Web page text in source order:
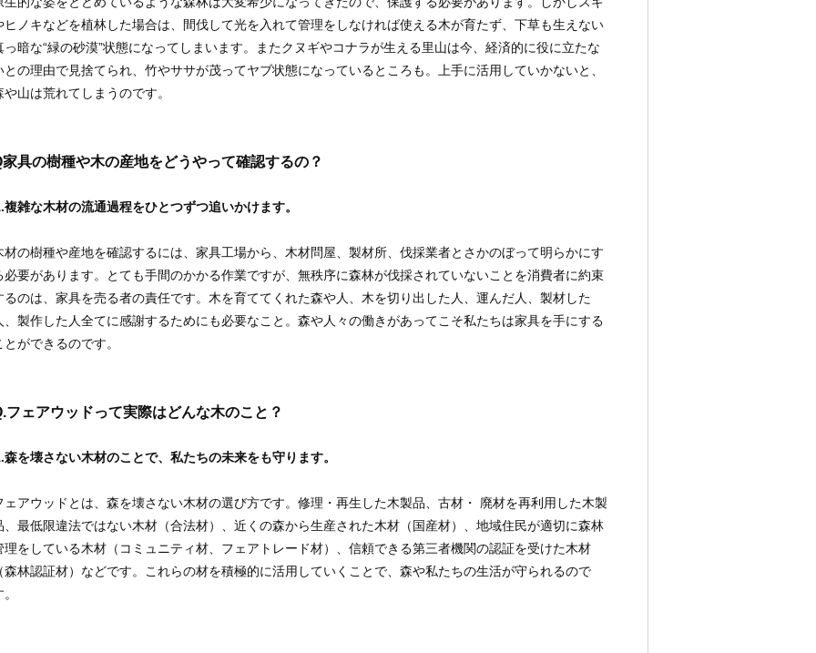
ヒノキなどを植林した場合は、間伐して光を入れて管理をしなければ使える木が育たず、下草も生えない
っ暗な“緑の砂漠”状態になってしまいます。またクヌギやコナラが生える里山は今、経済的に役に立たな
との理由で見捨てられ、竹やササが茂ってヤブ状態になっているところも。上手に活用していかないと、
や山は荒れてしまうのです。
家具の樹種や木の産地をどうやって確認するの？
複雑な木材の流通過程をひとつずつ追いかけます。
材の樹種や産地を確認するには、家具工場から、木材問屋、製材所、伐採業者とさかのぼって明らかにす
必要があります。とても手間のかかる作業ですが、無秩序に森林が伐採されていないことを消費者に約束
るのは、家具を売る者の責任です。木を育ててくれた森や人、木を切り出した人、運んだ人、製材した
、製作した人全てに感謝するためにも必要なこと。森や人々の働きがあってこそ私たちは家具を手にする
とができるのです。
フェアウッドって実際はどんな木のこと？
森を壊さない木材のことで、私たちの未来をも守ります。
ェアウッドとは、森を壊さない木材の選び方です。修理・再生した木製品、古材・ 廃材を再利用した木製
、最低限違法ではない木材（合法材）、近くの森から生産された木材（国産材）、地域住民が適切に森林
理をしている木材（コミュニティ材、フェアトレード材）、信頼できる第三者機関の認証を受けた木材
森林認証材）などです。これらの材を積極的に活用していくことで、森や私たちの生活が守られるので